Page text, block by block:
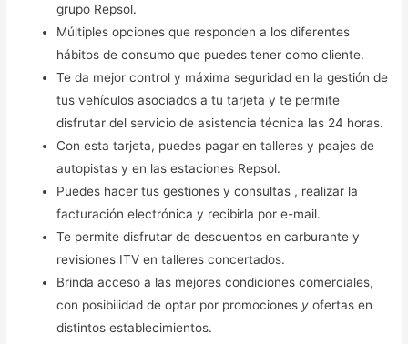
grupo Repsol.
Múltiples opciones que responden a los diferentes
hábitos de consumo que puedes tener como cliente.
Te da mejor control y máxima seguridad en la gestión de
tus vehículos asociados a tu tarjeta y te permite
disfrutar del servicio de asistencia técnica las 24 horas.
Con esta tarjeta, puedes pagar en talleres y peajes de
autopistas y en las estaciones Repsol.
Puedes hacer tus gestiones y consultas , realizar la
facturación electrónica y recibirla por e-mail.
Te permite disfrutar de descuentos en carburante y
revisiones ITV en talleres concertados.
Brinda acceso a las mejores condiciones comerciales,
con posibilidad de optar por promociones yofertas en
distintos establecimientos.